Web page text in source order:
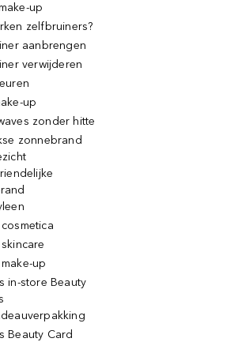
up
zelfbruiners?
aanbrengen
verwijderen
up
zonder hitte
zonnebrand
up
in-store Beauty
Beauty Card